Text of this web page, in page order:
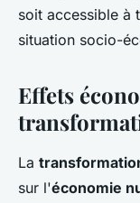
soit accessible à
situation socio-
Effets
La
sur l'économie